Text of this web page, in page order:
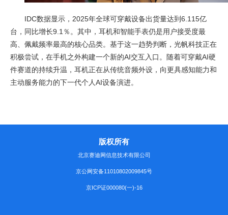
IDC数据显示，2025年全球可穿戴设备出货量达到6.115亿
台，同比增长9.1％。其中，耳机和智能手表仍是用户接受度最
高、佩戴频率最高的核心品类。基于这一趋势判断，光帆科技正在
积极尝试，在手机之外构建一个新的AI交互入口。随着可穿戴AI硬
件赛道的持续升温，耳机正在从传统音频外设，向更具感知能力和
主动服务能力的下一代个人AI设备演进。
版权所有
北京赛迪网信息技术有限公司
京公网安备11010802009845号
京ICP证000080(一)-16